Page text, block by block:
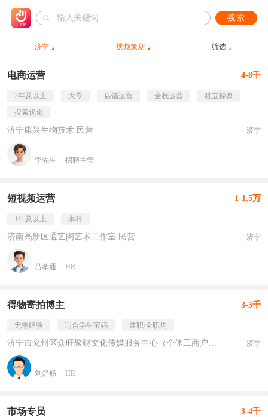
搜索
济宁 视频策划 筛选
电商运营 4-8千
2年及以上 大专 店铺运营 全栈运营
独立操盘
搜索优化
济宁康兴生物技术 民营 济宁
李先生 招聘主管
短视频运营 1-1.5万
1年及以上 本科
济南高新区通艺阁艺术工作室 民营 济宁
吕孝通 HR
得物寄拍博主 3-5千
无需经验 适合学生宝妈 兼职/全职均
济宁市兖州区众旺聚财文化传媒服务中心（个体工商户） 民营 济宁
刘舒畅 HR
市场专员 3-4千